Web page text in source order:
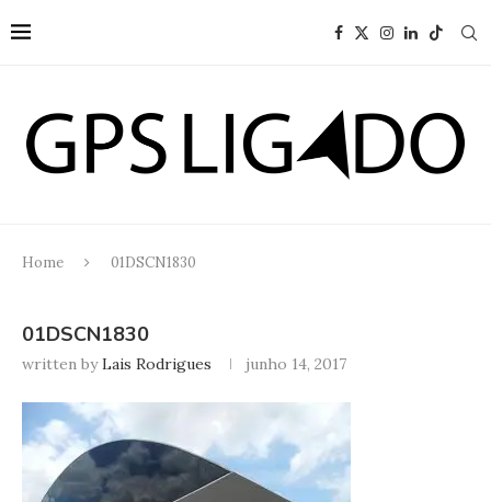
Home 01DSCN1830
01DSCN1830
written byLais Rodrigues junho 14, 2017